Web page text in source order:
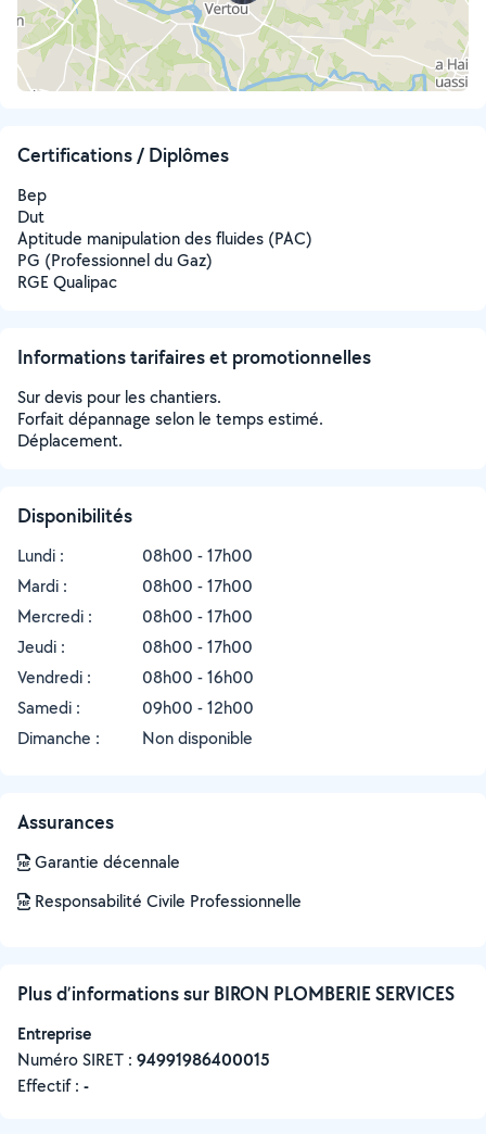
Certifications / Diplômes
Bep
Dut
Aptitude manipulation des fluides (PAC)
PG (Professionnel du Gaz)
RGE Qualipac
Informations tarifaires et promotionnelles
Sur devis pour les chantiers.
Forfait dépannage selon le temps estimé.
Déplacement.
Disponibilités
Lundi :
08h00 - 17h00
Mardi :
08h00 - 17h00
Mercredi :
08h00 - 17h00
Jeudi :
08h00 - 17h00
Vendredi :
08h00 - 16h00
Samedi :
09h00 - 12h00
Dimanche :
Non disponible
Assurances
Garantie décennale
Responsabilité Civile Professionnelle
Plus d’informations sur BIRON PLOMBERIE SERVICES
Entreprise
Numéro SIRET : ‍94991986400015
Effectif : -